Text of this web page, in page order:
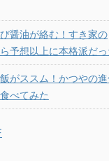
醤油が絡む！すき家の
予想以上に本格派だっ
がススム！かつやの
べてみた